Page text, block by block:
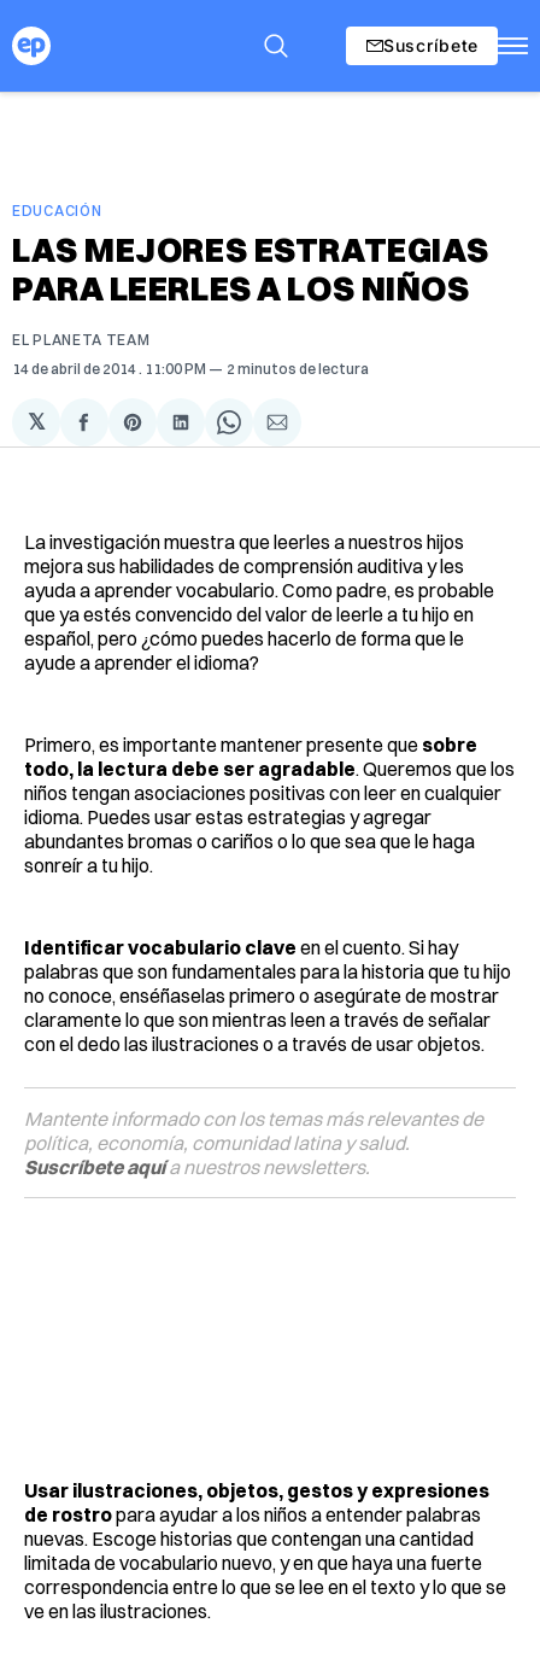
Suscríbete
EDUCACIÓN
LAS MEJORES ESTRATEGIAS
PARA LEERLES A LOS NIÑOS
EL PLANETA TEAM
14 de abril de 2014 . 11:00 PM 2 minutos de lectura
𝕏
Compartir
en
Share
on
Compartir
en
Share
on
Compartir
via
La investigación muestra que leerles a nuestros hijos
mejora sus habilidades de comprensión auditiva y les
ayuda a aprender vocabulario. Como padre, es probable
que ya estés convencido del valor de leerle a tu hijo en
español, pero ¿cómo puedes hacerlo de forma que le
ayude a aprender el idioma?
Primero, es importante mantener presente que sobre
todo, la lectura debe ser agradable. Queremos que los
niños tengan asociaciones positivas con leer en cualquier
idioma. Puedes usar estas estrategias y agregar
abundantes bromas o cariños o lo que sea que le haga
sonreír a tu hijo.
Identificar vocabulario clave en el cuento. Si hay
palabras que son fundamentales para la historia que tu hijo
no conoce, enséñaselas primero o asegúrate de mostrar
claramente lo que son mientras leen a través de señalar
con el dedo las ilustraciones o a través de usar objetos.
Mantente informado con los temas más relevantes de
política, economía, comunidad latina y salud.
Suscríbete aquía nuestros newsletters.
Usar ilustraciones, objetos, gestos y expresiones
de rostropara ayudar a los niños a entender palabras
nuevas. Escoge historias que contengan una cantidad
limitada de vocabulario nuevo, y en que haya una fuerte
correspondencia entre lo que se lee en el texto y lo que se
ve en las ilustraciones.